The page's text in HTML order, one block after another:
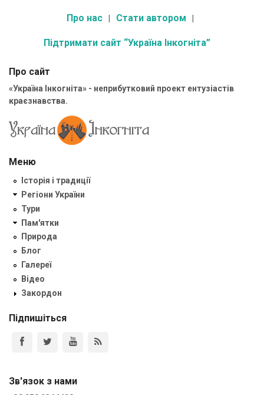
Про нас Стати автором
Підтримати сайт “Україна Інкогніта”
Про сайт
«Україна Інкогніта» - неприбутковий проект ентузіастів
краєзнавства.
Меню
Історія і традиції
Регіони України
Тури
Пам'ятки
Природа
Блог
Галереї
Відео
Закордон
Підпишіться
Зв'язок з нами